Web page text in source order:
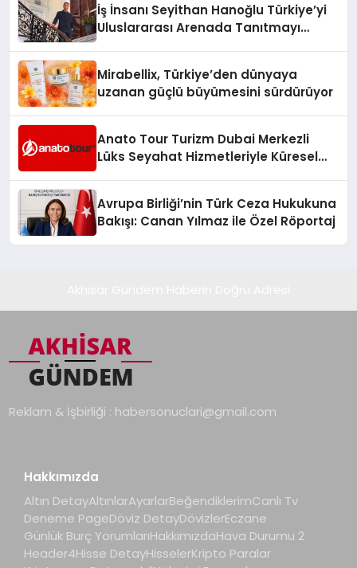
İş İnsanı Seyithan Hanoğlu Türkiye’yi
Uluslararası Arenada Tanıtmayı
Mirabellix, Türkiye’den dünyaya
uzanan güçlü büyümesini sürdürüyor
Anato Tour Turizm Dubai Merkezli
Lüks Seyahat Hizmetleriyle Küresel
Avrupa Birliği’nin Türk Ceza Hukukuna
Bakışı: Canan Yılmaz ile Özel Röportaj
Reklam & İşbirliği : habersonuclari@gmail.com
Hakkımızda
Altın DetayAltınlarAyarlarBeğendiklerimCanlı Tv
Deneme PageDöviz DetayDövizlerEczane
Günlük Burç YorumlarıHakkımızdaHava Durumu 2
Header4Hisse DetayHisselerKripto Paralar